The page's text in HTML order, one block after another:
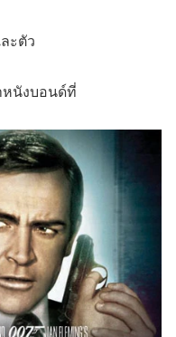
ะตัว
หนังบอนด์ที่